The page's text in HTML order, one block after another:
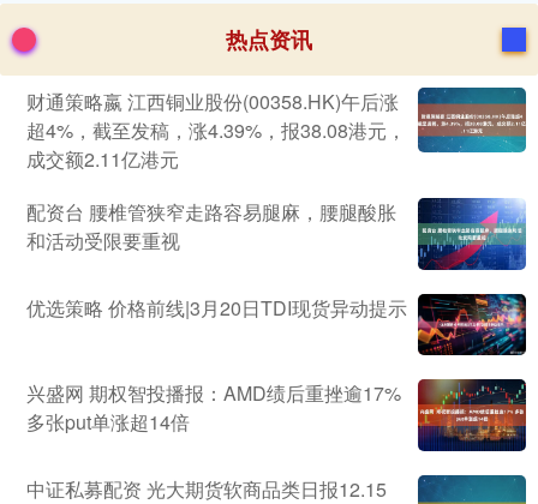
热点资讯
财通策略嬴 江西铜业股份(00358.HK)午后涨
超4%，截至发稿，涨4.39%，报38.08港元，
成交额2.11亿港元
配资台 腰椎管狭窄走路容易腿麻，腰腿酸胀
和活动受限要重视
优选策略 价格前线|3月20日TDI现货异动提示
兴盛网 期权智投播报：AMD绩后重挫逾17%
多张put单涨超14倍
中证私募配资 光大期货软商品类日报12.15